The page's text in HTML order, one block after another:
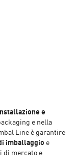
e
e nella
Line è garantire
imballaggio e
di mercato e